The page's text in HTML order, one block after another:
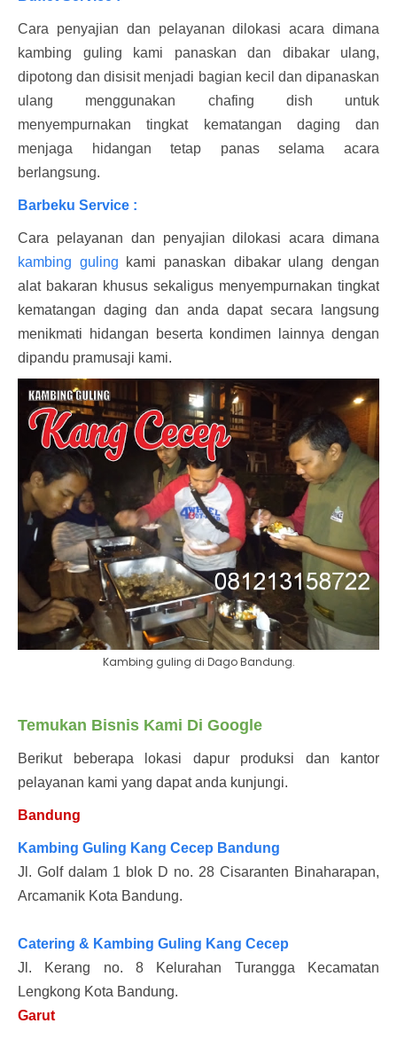
Cara penyajian dan pelayanan dilokasi acara dimana
kambing guling kami panaskan dan dibakar ulang,
dipotong dan disisit menjadi bagian kecil dan dipanaskan
ulang menggunakan chafing dish untuk
menyempurnakan tingkat kematangan daging dan
menjaga hidangan tetap panas selama acara
berlangsung.
Barbeku Service :
Cara pelayanan dan penyajian dilokasi acara dimana
kambing guling kami panaskan dibakar ulang dengan
alat bakaran khusus sekaligus menyempurnakan tingkat
kematangan daging dan anda dapat secara langsung
menikmati hidangan beserta kondimen lainnya dengan
dipandu pramusaji kami.
Kambing guling di Dago Bandung.
Temukan Bisnis Kami Di Google
Berikut beberapa lokasi dapur produksi dan kantor
pelayanan kami yang dapat anda kunjungi.
Bandung
Kambing Guling Kang Cecep Bandung
Jl. Golf dalam 1 blok D no. 28 Cisaranten Binaharapan,
Arcamanik Kota Bandung.
Catering & Kambing Guling Kang Cecep
Jl. Kerang no. 8 Kelurahan Turangga Kecamatan
Lengkong Kota Bandung.
Garut